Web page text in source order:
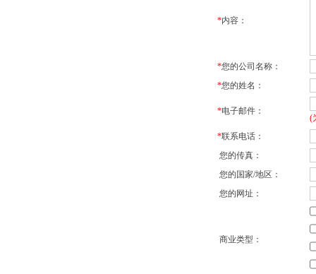
*内容：
*您的公司名称：
*您的姓名：
*电子邮件：
(
*联系电话：
您的传真：
您的国家/地区：
您的网址：
商业类型：